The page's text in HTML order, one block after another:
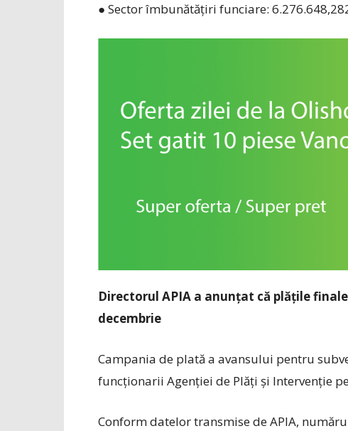
● Sector îmbunătățiri funciare:
Directorul APIA a anunțat că plățile
decembrie
Campania de plată a avansului pentru
funcționarii Agenției de Plăți și Intervenție
Conform datelor transmise de APIA,